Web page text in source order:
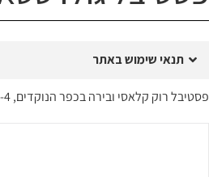
תנאי שימוש באתר
פסטיבל רוק קלאסי ובירה בכפר הנוקדים, 2-4 ביוני